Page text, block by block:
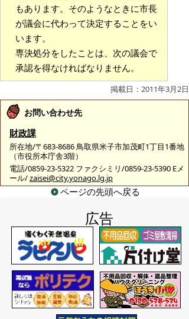
もあります。そのようなときに市長
が議会に代わって決定することをい
います。
専決処分をしたことは、次の議会で
承認を得なければなりません。
掲載日：2011年3月2日
お問い合わせ先
財政課
所在地/〒683-8686 鳥取県米子市加茂町1丁目1番地
（市役所本庁舎3階）
電話/0859-23-5322 ファクシミリ/0859-23-5390 Eメ
ール/zaisei@city.yonago.lg.jp
ページの先頭へ戻る
広告